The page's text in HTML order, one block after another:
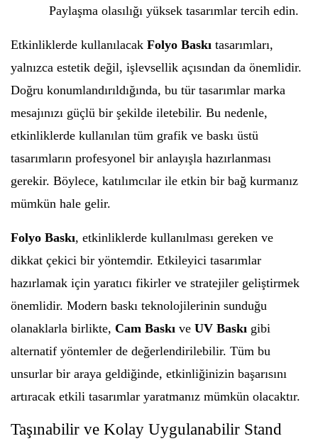
Paylaşma olasılığı yüksek tasarımlar tercih edin.
Etkinliklerde kullanılacak Folyo Baskı tasarımları,
yalnızca estetik değil, işlevsellik açısından da önemlidir.
Doğru konumlandırıldığında, bu tür tasarımlar marka
mesajınızı güçlü bir şekilde iletebilir. Bu nedenle,
etkinliklerde kullanılan tüm grafik ve baskı üstü
tasarımların profesyonel bir anlayışla hazırlanması
gerekir. Böylece, katılımcılar ile etkin bir bağ kurmanız
mümkün hale gelir.
Folyo Baskı, etkinliklerde kullanılması gereken ve
dikkat çekici bir yöntemdir. Etkileyici tasarımlar
hazırlamak için yaratıcı fikirler ve stratejiler geliştirmek
önemlidir. Modern baskı teknolojilerinin sunduğu
olanaklarla birlikte, Cam Baskı ve UV Baskı gibi
alternatif yöntemler de değerlendirilebilir. Tüm bu
unsurlar bir araya geldiğinde, etkinliğinizin başarısını
artıracak etkili tasarımlar yaratmanız mümkün olacaktır.
Taşınabilir ve Kolay Uygulanabilir Stand